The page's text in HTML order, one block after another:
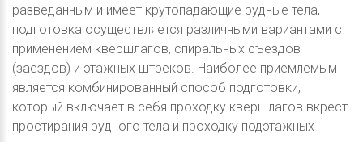
разведанным и имеет крутопадающие рудные тела,
подготовка осуществляется различными вариантами с
применением квершлагов, спиральных съездов
(заездов) и этажных штреков. Наиболее приемлемым
является комбинированный способ подготовки,
который включает в себя проходку квершлагов вкрест
простирания рудного тела и проходку подэтажных